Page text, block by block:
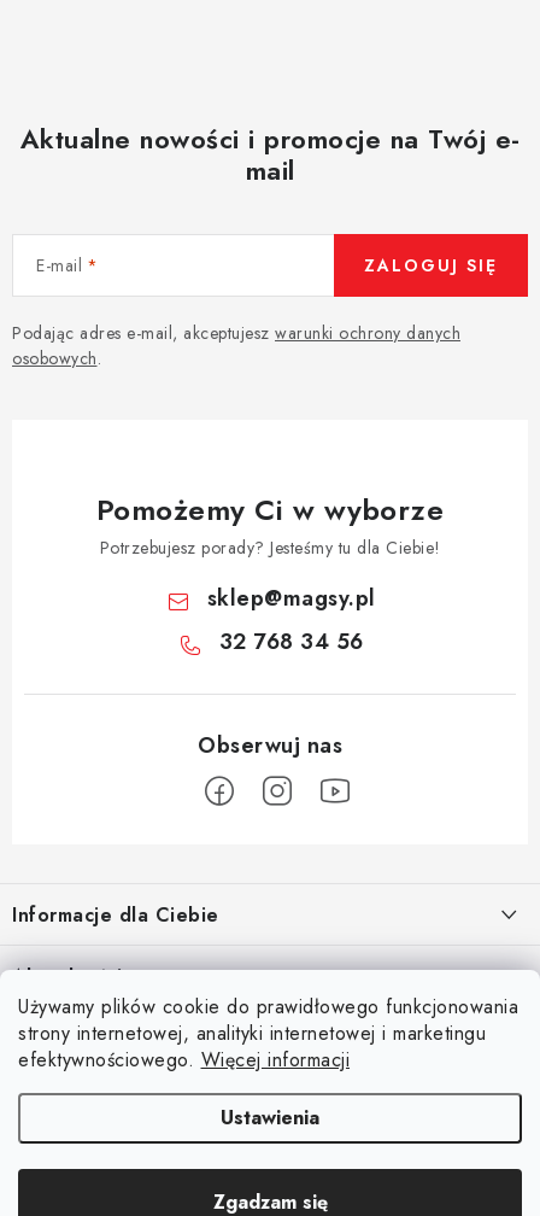
Używamy plików cookie do prawidłowego funkcjonowania
strony internetowej, analityki internetowej i marketingu
efektywnościowego. Więcej informacji
Ustawienia
Zgadzam się
Aktualne nowości i promocje na Twój e-
mail
E-mail
Podając adres e-mail, akceptujesz warunki ochrony danych
osobowych.
ZALOGUJ SIĘ
Pomożemy Ci w wyborze
Potrzebujesz porady? Jesteśmy tu dla Ciebie!
sklep@magsy.pl
32 768 34 56
o
p
Informacje dla Ciebie
O nas
Regulamin e-sklepu
Ochrona danych osobowych
Blog
Kontakty
Aktualności
Odkryj magię kieszeni magnetycznych
15.4.2025
Facebook
Copyright 2026Magsy.pl. Wszystkie prawa zastrzeżone.Edytuj ustawienia
plików cookie